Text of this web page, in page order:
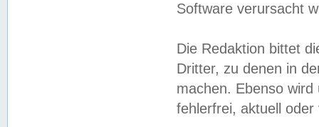
Software verursacht
Die Redaktion bittet
Dritter, zu denen in
machen. Ebenso
fehlerfrei, aktuell oder